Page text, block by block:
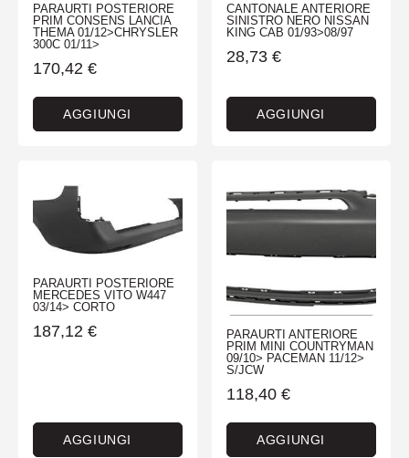
PARAURTI POSTERIORE
PRIM CONSENS LANCIA
THEMA 01/12>CHRYSLER
300C 01/11>
170,42 €
AGGIUNGI
CANTONALE ANTERIORE
SINISTRO NERO NISSAN
KING CAB 01/93>08/97
28,73 €
AGGIUNGI
PARAURTI POSTERIORE
MERCEDES VITO W447
03/14> CORTO
187,12 €
AGGIUNGI
PARAURTI ANTERIORE
PRIM MINI COUNTRYMAN
09/10> PACEMAN 11/12>
S/JCW
118,40 €
AGGIUNGI